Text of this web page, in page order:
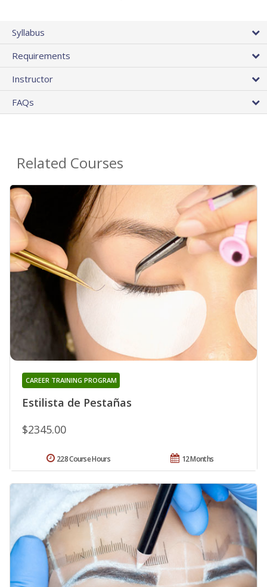
Syllabus
Requirements
Instructor
FAQs
Related Courses
Estilista de Pestañas
CAREER TRAINING PROGRAM
$2345.00
12 Months
228 Course Hours